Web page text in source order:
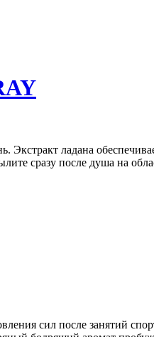
ладана
сразу после душа на
сил после занятий